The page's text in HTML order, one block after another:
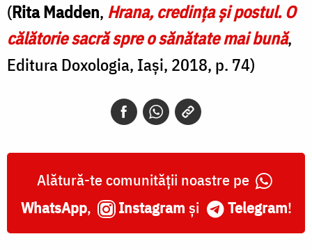
(Rita Madden, Hrana, credința și postul. O
călătorie sacră spre o sănătate mai bună,
Editura Doxologia, Iași, 2018, p. 74)
Alătură-te comunității noastre pe
WhatsApp, Instagram și Telegram!